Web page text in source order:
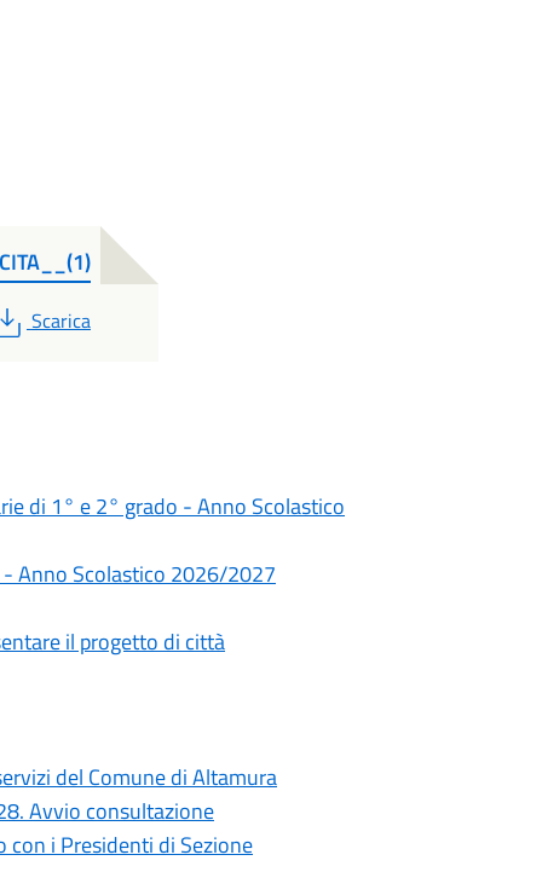
PDF
Scarica
di 1° e 2° grado - Anno Scolastico
Anno Scolastico 2026/2027
il progetto di città
del Comune di Altamura
Avvio consultazione
i Presidenti di Sezione